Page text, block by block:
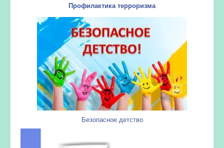
Профилактика терроризма
Безопасное детство